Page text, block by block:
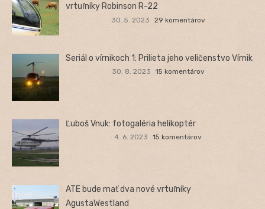
vrtuľníky Robinson R-22
30. 5. 2023 29 komentárov
Seriál o vírnikoch 1: Prilieta jeho veličenstvo Vírnik
30. 8. 2023 15 komentárov
Ľuboš Vnuk: fotogaléria helikoptér
4. 6. 2023 15 komentárov
ATE bude mať dva nové vrtuľníky
AgustaWestland